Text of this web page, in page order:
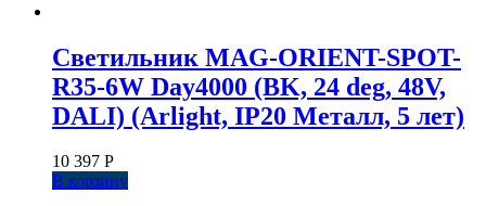
Светильник MAG-ORIENT-SPOT-
R35-6W Day4000 (BK, 24 deg, 48V,
DALI) (Arlight, IP20 Металл, 5 лет)
10 397 Р
В корзину